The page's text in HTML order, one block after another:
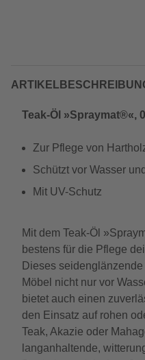
Teak-Öl »Spraymat®«,
Zur Pflege von
Schützt vor Wasser
Mit UV-Schutz
Mit dem Teak-Öl
bestens für die Pflege
Dieses
Möbel nicht nur vor
bietet auch einen
den Einsatz auf rohen
Teak, Akazie oder
langanhaltende,